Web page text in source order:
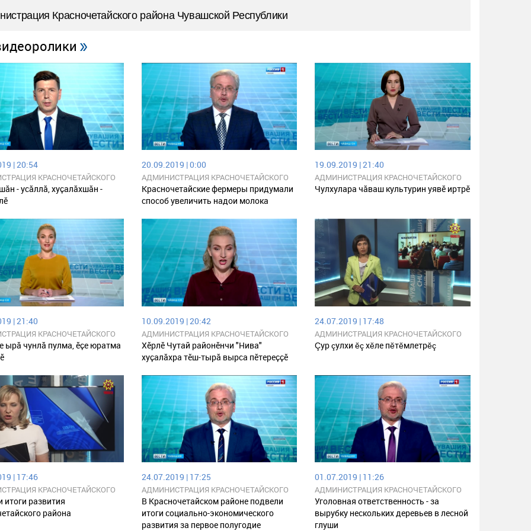
Красночетайского района Чувашской Республики
| 20:54
КРАСНОЧЕТАЙСКОГО
РЕСПУБЛИКИ
- усӑллӑ, хуҫалӑхшӑн -
20.09.2019 | 0:00
АДМИНИСТРАЦИЯ КРАСНОЧЕТАЙСКОГО
РАЙОНА ЧУВАШСКОЙ РЕСПУБЛИКИ
Красночетайские фермеры придумали
способ увеличить надои молока
19.09.2019 | 21:40
АДМИНИСТРАЦИЯ КРАСНОЧЕТАЙСКОГО
РАЙОНА ЧУВАШСКОЙ РЕСПУБЛИКИ
Чулхулара чӑваш культурин уявӗ иртрӗ
| 21:40
КРАСНОЧЕТАЙСКОГО
РЕСПУБЛИКИ
ырӑ чунлӑ пулма, ӗҫе юратма
10.09.2019 | 20:42
АДМИНИСТРАЦИЯ КРАСНОЧЕТАЙСКОГО
РАЙОНА ЧУВАШСКОЙ РЕСПУБЛИКИ
Хӗрлӗ Чутай районӗнчи "Нива"
хуҫалӑхра тӗш-тырӑ вырса пӗтереҫҫӗ
24.07.2019 | 17:48
АДМИНИСТРАЦИЯ КРАСНОЧЕТАЙСКОГО
РАЙОНА ЧУВАШСКОЙ РЕСПУБЛИКИ
Çур çулхи ĕç хĕле пĕтĕмлетрĕç
| 17:46
КРАСНОЧЕТАЙСКОГО
РЕСПУБЛИКИ
итоги развития
района
24.07.2019 | 17:25
АДМИНИСТРАЦИЯ КРАСНОЧЕТАЙСКОГО
РАЙОНА ЧУВАШСКОЙ РЕСПУБЛИКИ
В Красночетайском районе подвели
итоги социально-экономического
развития за первое полугодие
01.07.2019 | 11:26
АДМИНИСТРАЦИЯ КРАСНОЧЕТАЙСКОГО
РАЙОНА ЧУВАШСКОЙ РЕСПУБЛИКИ
Уголовная ответственность - за
вырубку нескольких деревьев в лесной
глуши